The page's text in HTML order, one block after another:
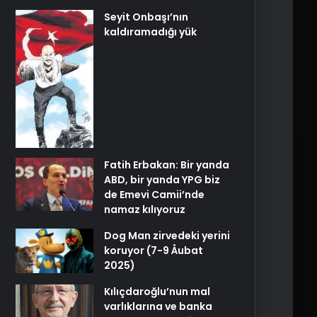
Seyit Onbaşı’nın
kaldıramadığı yük
Fatih Erbakan: Bir yanda
ABD, bir yanda YPG biz
de Emevi Camii’nde
namaz kılıyoruz
Dog Man zirvedeki yerini
koruyor (7-9 Åubat
2025)
Kılıçdaroğlu’nun mal
varlıklarına ve banka